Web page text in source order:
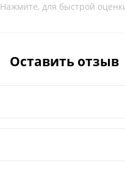
Нажмите, для быстрой
Оставить отзыв